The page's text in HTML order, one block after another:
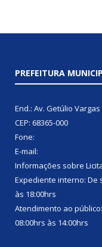
PREFEITURA
End.: Av. Getúlio Vargas
CEP: 68365-000
Fone:
E-mail:
Informações sobre
Expediente interno: De
às 18:00hrs
Atendimento ao
08:00hrs às 14:00hrs